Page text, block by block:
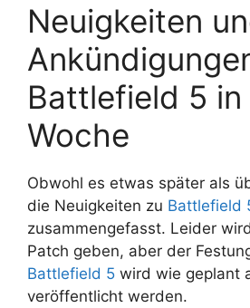
Neuigkeiten
Battlefield 5
Woche
Obwohl es etwas später als
die Neuigkeiten zu Battlefield
zusammengefasst. Leider
Patch geben, aber der
Battlefield 5 wird wie geplant
veröffentlicht werden.